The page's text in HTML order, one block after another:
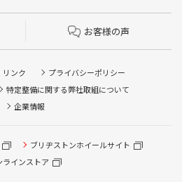
お客様の声
リンク
プライバシーポリシー
特定整備に関する弊社取組について
企業情報
ブリヂストンホイールサイト
ラインストア